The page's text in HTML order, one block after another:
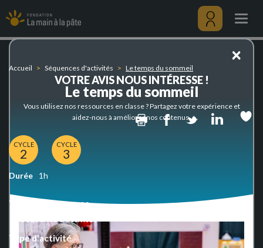
temps
sommeil
au
contenu
principal
Menu
Accueil Séquences d'activités Le temps du sommeil
Le temps du sommeil
PrintFacebook
Twitter
CYCLE
2
CYCLE
3
Durée 1h
Type de ressources
Type d'activité
×
VOTRE AVIS NOUS INTÉRESSE !
Vous utilisez nos ressources en classe ? Partagez votre expérience et
aidez-nous à améliorer nos contenus.